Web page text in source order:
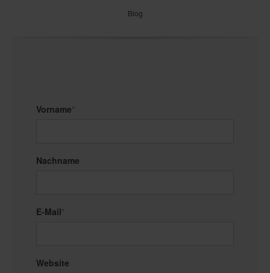
Blog
Vorname*
Nachname
E-Mail*
Website